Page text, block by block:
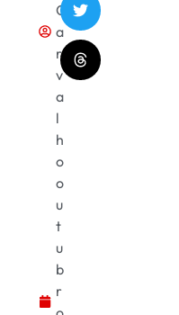
C
a
r
v
a
l
h
o
o
u
t
u
b
r